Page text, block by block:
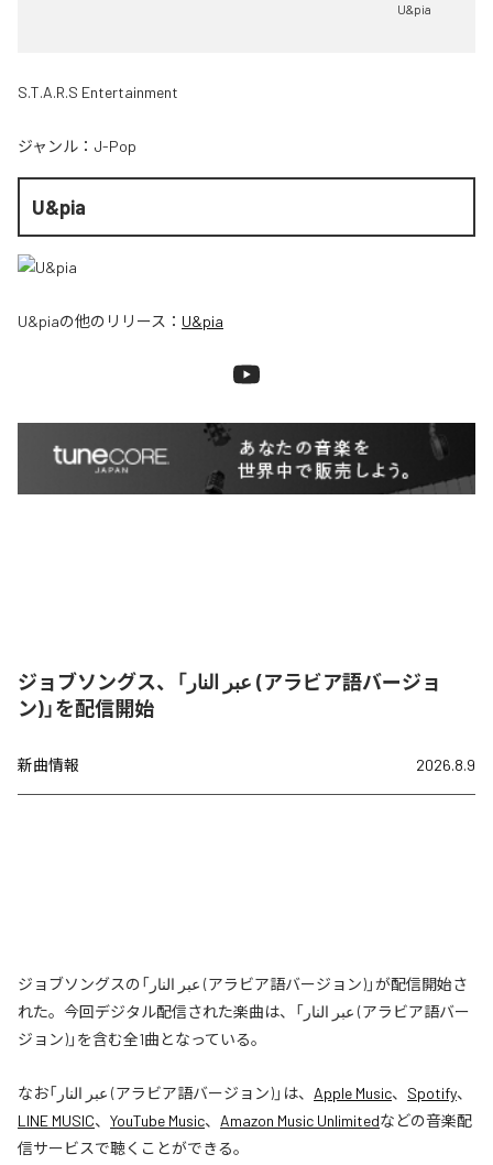
U&pia
S.T.A.R.S Entertainment
ジャンル： J-Pop
U&pia
U&piaの他のリリース： U&pia
ジョブソングス、「عبر النار (アラビア語バージョ
ン)」を配信開始
新曲情報 2026.8.9
ジョブソングスの「عبر النار (アラビア語バージョン)」が配信開始さ
れた。今回デジタル配信された楽曲は、「عبر النار (アラビア語バー
ジョン)」を含む全1曲となっている。
なお「 عبر النار (アラビア語バージョン)」は、 Apple Music、 Spotify、
LINE MUSIC、 YouTube Music、 Amazon Music Unlimitedなどの音楽配
信サービスで聴くことができる。